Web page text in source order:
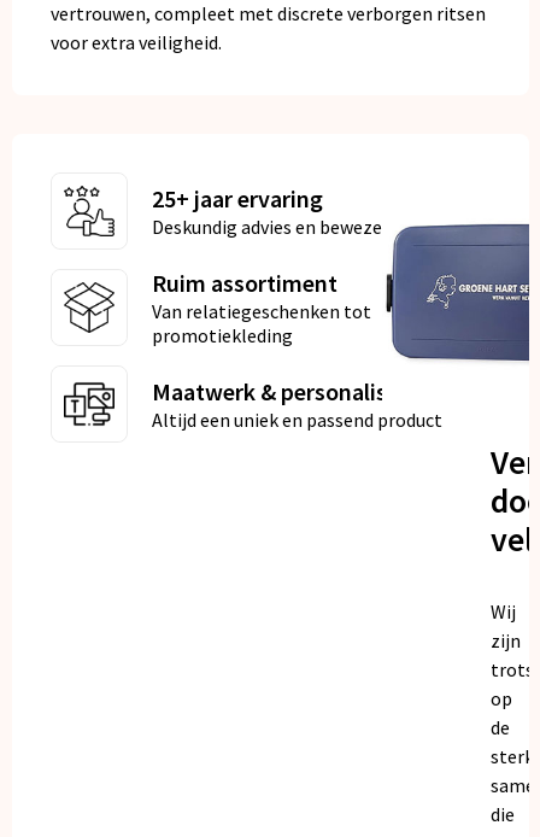
vertrouwen, compleet met discrete verborgen ritsen
voor extra veiligheid.
25+ jaar ervaring
Deskundig advies en bewezen kwaliteit
Ruim assortiment
Van relatiegeschenken tot
promotiekleding
Maatwerk & personalisatie
Altijd een uniek en passend product
Wij
zijn
trots
op
de
die